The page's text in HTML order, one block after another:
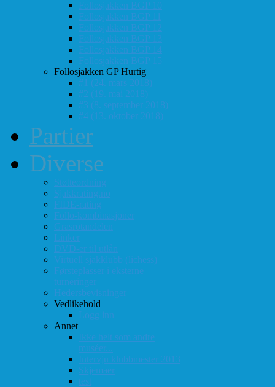
Follosjakken BGP 10
Follosjakken BGP 11
Follosjakken BGP 12
Follosjakken BGP 13
Follosjakken BGP 14
Follosjakken BGP 15
Follosjakken GP Hurtig
#1 (24. mars 2018)
#2 (19. mai 2018)
#3 (8. september 2018)
#4 (13. oktober 2018)
Partier
Diverse
Støtteordning
Sjakkrating.no
FIDE-rating
Follo-kombinasjoner
Grasrotandelen
Linker
DVD-er til utlån
Virtuell sjakklubb (lichess)
Førsteplasser i eksterne
turneringer
Hedersbevisninger
Vedlikehold
Logg inn
Annet
Ikke helt som andre
muséer...
Intervju klubbmester 2013
Skjemaer
test